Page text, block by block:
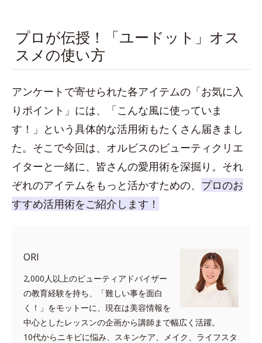
プロが伝授！「ユードット」オス
スメの使い方
アンケートで寄せられた各アイテムの「お気に入
りポイント」には、「こんな風に使っていま
す！」という具体的な活用術もたくさん届きまし
た。そこで今回は、オルビスのビューティクリエ
イターと一緒に、皆さんの愛用術を深掘り。それ
ぞれのアイテムをもっと活かすための、 プロのお
すすめ活用術をご紹介します！
ORI
2,000人以上のビューティアドバイザー
の教育経験を持ち、「難しい事を面白
く！」をモットーに、現在は美容情報を
中心としたレッスンの企画から講師まで幅広く活躍。
10代からニキビに悩み、スキンケア、メイク、ライフスタ